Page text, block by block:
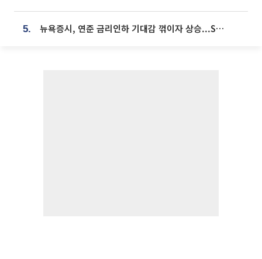
5. 뉴욕증시, 연준 금리인하 기대감 꺾이자 상승...S&P500 사상 최고치 [종합]